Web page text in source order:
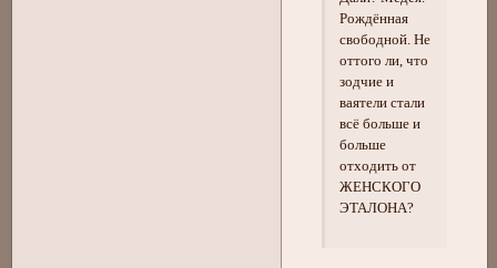
Рождённая
свободной. Не
оттого ли, что
зодчие и
ваятели стали
всё больше и
больше
отходить от
ЖЕНСКОГО
ЭТАЛОНА?